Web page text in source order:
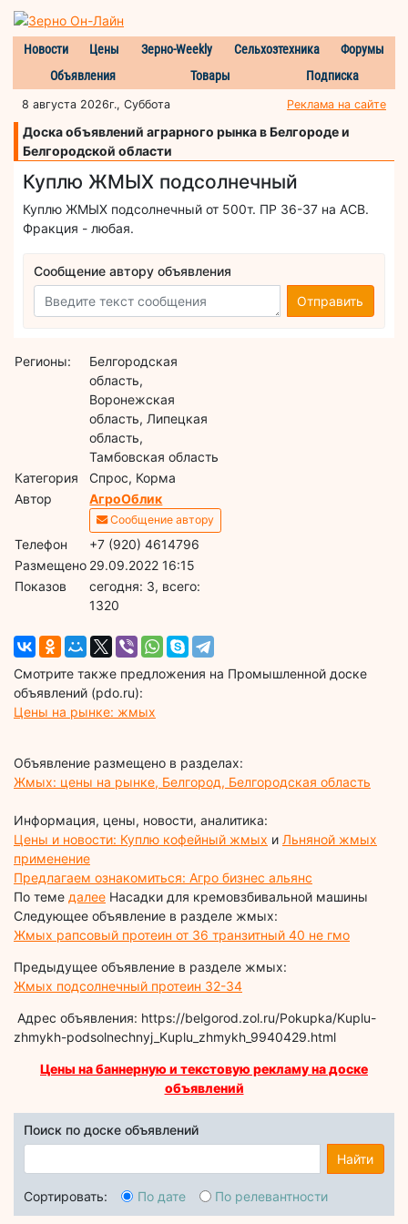
Новости Цены Зерно-Weekly Сельхозтехника
Форумы
Объявления
Товары Подписка
8 августа 2026г., Суббота Реклама на сайте
Доска объявлений аграрного рынка в Белгороде и
Белгородской области
Куплю ЖМЫХ подсолнечный
Куплю ЖМЫХ подсолнечный от 500т. ПР 36-37 на АСВ.
Фракция - любая.
Сообщение автору объявления
Отправить
Регионы:
Белгородская
область,
Воронежская
область, Липецкая
область,
Тамбовская область
Категория
Спрос, Корма
Автор
АгроОблик
Сообщение автору
Телефон
+7 (920) 4614796
Размещено 29.09.2022 16:15
Показов
cегодня: 3, всего:
1320
Смотрите также предложения на Промышленной доске
объявлений (pdo.ru):
Цены на рынке: жмых
Объявление размещено в разделах:
Жмых: цены на рынке, Белгород, Белгородская область
Информация, цены, новости, аналитика:
Цены и новости: Куплю кофейный жмых и Льняной жмых
применение
Предлагаем ознакомиться: Агро бизнес альянс
По теме далее Насадки для кремовзбивальной машины
Следующее объявление в разделе жмых:
Жмых рапсовый протеин от 36 транзитный 40 не гмо
Предыдущее объявление в разделе жмых:
Жмых подсолнечный протеин 32-34
Адрес объявления: https://belgorod.zol.ru/Pokupka/Kuplu-
zhmykh-podsolnechnyj_Kuplu_zhmykh_9940429.html
Цены на баннерную и текстовую рекламу на доске
объявлений
Поиск по доске объявлений
Найти
Сортировать: По дате По релевантности